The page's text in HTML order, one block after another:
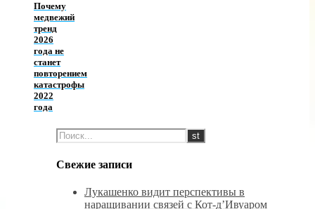
Почему
медвежий
тренд
2026
года не
станет
повторением
катастрофы
2022
года
Свежие записи
Лукашенко видит перспективы в
наращивании связей с Кот-д’Ивуаром